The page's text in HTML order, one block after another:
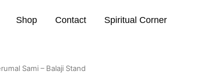
Shop Contact Spiritual Corner
Sami – Balaji Stand